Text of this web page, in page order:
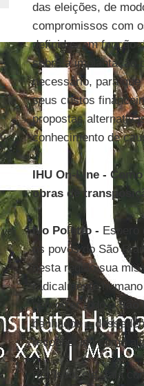
das eleições, de
compromissos com
definidas em função
sobre a implantação
necessário, para
seus custos
propostas
conhecimento de
IHU On-Line -
obras de
Ivo Poletto - Espero
os povos do São
nesta região sua
radicalmente
percorrer todo oSão
banhados e
reconhecido como
Por isso, ele “fala